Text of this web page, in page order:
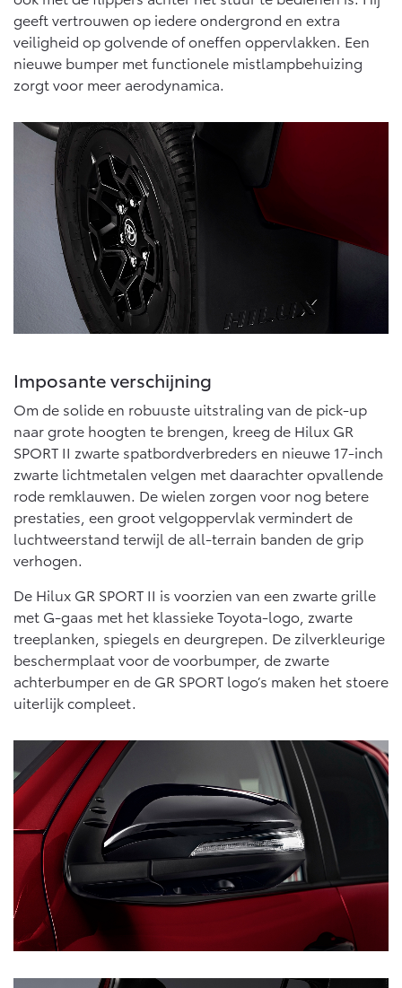
geeft vertrouwen op iedere ondergrond en extra
veiligheid op golvende of oneffen oppervlakken. Een
nieuwe bumper met functionele mistlampbehuizing
zorgt voor meer aerodynamica.
Imposante verschijning
Om de solide en robuuste uitstraling van de pick-up
naar grote hoogten te brengen, kreeg de Hilux GR
SPORT II zwarte spatbordverbreders en nieuwe 17-inch
zwarte lichtmetalen velgen met daarachter opvallende
rode remklauwen. De wielen zorgen voor nog betere
prestaties, een groot velgoppervlak vermindert de
luchtweerstand terwijl de all-terrain banden de grip
verhogen.
De Hilux GR SPORT II is voorzien van een zwarte grille
met G-gaas met het klassieke Toyota-logo, zwarte
treeplanken, spiegels en deurgrepen. De zilverkleurige
beschermplaat voor de voorbumper, de zwarte
achterbumper en de GR SPORT logo’s maken het stoere
uiterlijk compleet.